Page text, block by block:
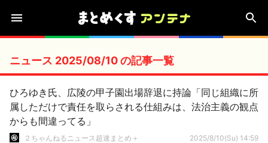
ニュース 2025/08/10 の記事一覧
ひろゆき氏、広陵の甲子園出場辞退に持論「同じ組織に所
属しただけで責任を取らされる仕組みは、法治主義の観点
からも間違ってる」
２ちゃんねるニュース超速まとめ＋ 2025/8/10(Su) 14:59